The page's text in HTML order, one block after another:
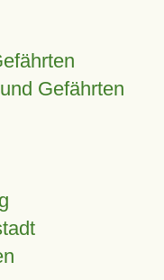
Gefährten